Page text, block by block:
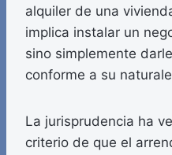
alquiler de una
implica instalar un
sino simplemente
conforme a su
La jurisprudencia ha
criterio de que el